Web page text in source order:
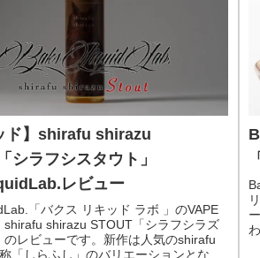
ド】shirafu shirazu
シラフシスタウト」
レビュー
「バクス リキッド ラボ 」のVAPE
shirafu shirazu STOUT「シラフシラズ
のレビューです。新作は人気のshirafu
「しらふし」のバリエーションとな...